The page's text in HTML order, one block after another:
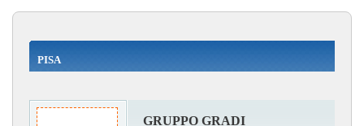
PISA
GRUPPO GRADI